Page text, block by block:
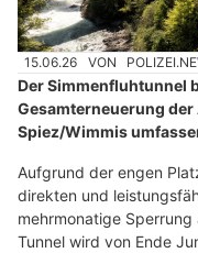
15.06.26 VON
Der Simmenfluhtunnel
Gesamterneuerung
Spiez/Wimmis
Aufgrund der engen
direkten und
mehrmonatige
Tunnel wird von Ende